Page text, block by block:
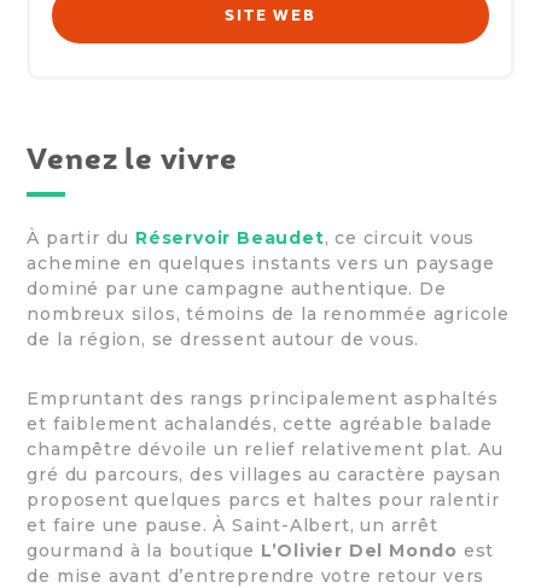
SITE WEB
Venez le vivre
À partir du Réservoir Beaudet, ce circuit vous
achemine en quelques instants vers un paysage
dominé par une campagne authentique. De
nombreux silos, témoins de la renommée agricole
de la région, se dressent autour de vous.
Empruntant des rangs principalement asphaltés
et faiblement achalandés, cette agréable balade
champêtre dévoile un relief relativement plat. Au
gré du parcours, des villages au caractère paysan
proposent quelques parcs et haltes pour ralentir
et faire une pause. À Saint-Albert, un arrêt
gourmand à la boutique L’Olivier Del Mondo est
de mise avant d’entreprendre votre retour vers